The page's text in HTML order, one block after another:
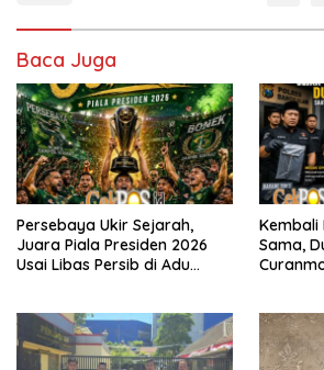
Baca Juga
Persebaya Ukir Sejarah,
Juara Piala Presiden 2026
Usai Libas Persib di Adu
Kembali
Sama,